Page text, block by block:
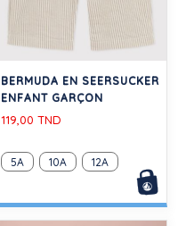
BERMUDA EN SEERSUCKER
ENFANT GARÇON
119,00 TND
5A 10A 12A